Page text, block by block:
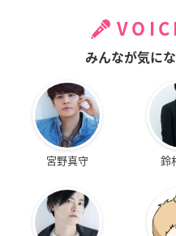
みんなが気に
宮野真守 鈴